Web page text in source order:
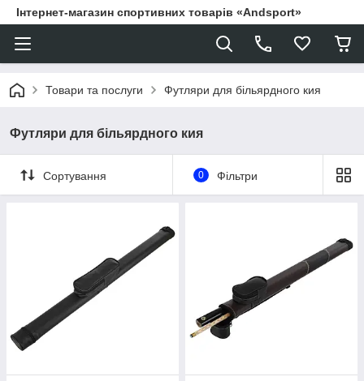
Інтернет-магазин спортивних товарів «Andsport»
Товари та послуги Футляри для більярдного кия
Футляри для більярдного кия
Сортування 0 Фільтри